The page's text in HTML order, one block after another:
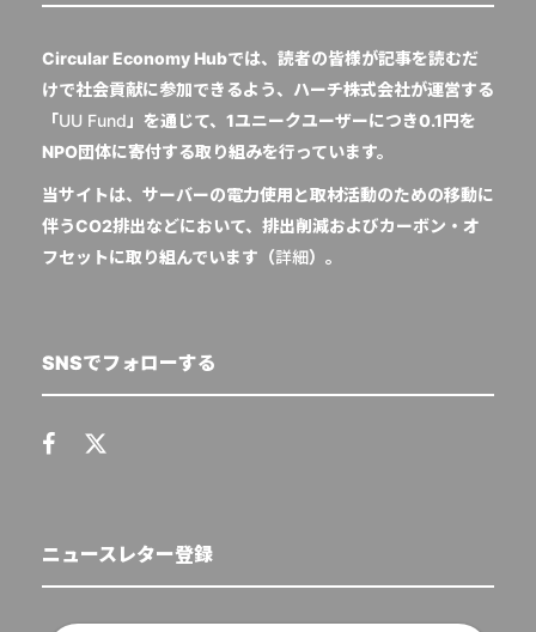
Circular Economy Hubでは、読者の皆様が記事を読むだ
けで社会貢献に参加できるよう、ハーチ株式会社が運営する
「UU Fund 」を通じて、1ユニークユーザーにつき0.1円を
NPO団体に寄付する取り組みを行っています。
当サイトは、サーバーの電力使用と取材活動のための移動に
伴うCO2排出などにおいて、排出削減およびカーボン・オ
フセットに取り組んでいます（詳細）。
SNSでフォローする
ニュースレター登録